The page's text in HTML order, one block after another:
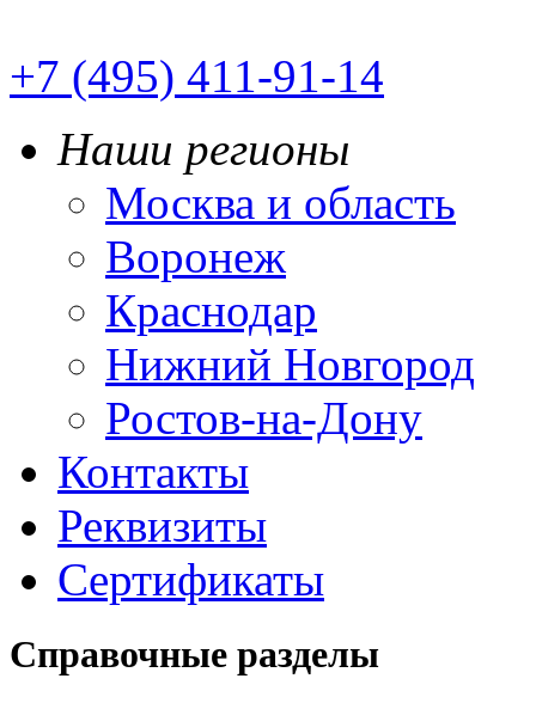
+7 (495) 411-91-14
Наши регионы
Москва и область
Воронеж
Краснодар
Нижний Новгород
Ростов-на-Дону
Контакты
Реквизиты
Сертификаты
Справочные разделы